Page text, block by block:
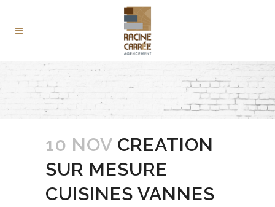
10 NOV CREATION
SUR MESURE
CUISINES VANNES